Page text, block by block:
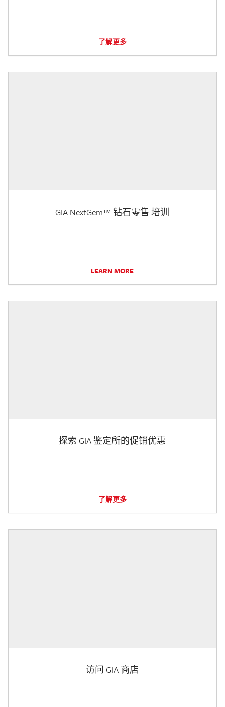
了解更多
GIA NextGem™ 钻石零售 培训
LEARN MORE
探索 GIA 鉴定所的促销优惠
了解更多
访问 GIA 商店